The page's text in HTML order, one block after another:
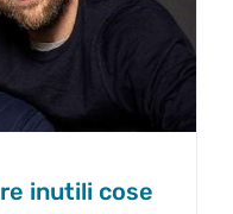
inutili cose
inutili cose